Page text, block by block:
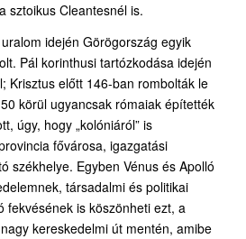
sztoikus Cleantesnél is.
idején Görögország egyik
Pál korinthusi tartózkodása idején
Krisztus előtt 146-ban rombolták le
körül ugyancsak rómaiak építették
úgy, hogy „kolóniáról” is
fővárosa, igazgatási
székhelye. Egyben Vénus és Apolló
társadalmi és politikai
fekvésének is köszönheti ezt, a
kereskedelmi út mentén, amibe